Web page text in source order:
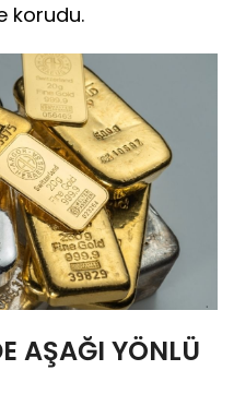
korudu.
AŞAĞI YÖNLÜ